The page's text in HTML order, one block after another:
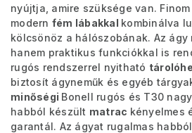
nyújtja, amire szüksége van. Finom
modern fém lábakkal kombinálva
kölcsönöz a hálószobának. Az ágy
hanem praktikus funkciókkal is
rugós rendszerrel nyitható
biztosít ágyneműk és egyéb
minőségi Bonell rugós és T30
habból készült matrac kényelmes
garantál. Az ágyat rugalmas